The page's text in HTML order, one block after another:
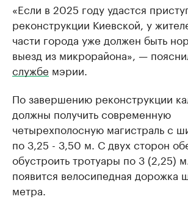
«Если в 2025 году удастся
реконструкции Киевской, у
части города уже должен быть
выезд из микрорайона», —
службе мэрии.
По завершению реконструкции
должны получить современную
четырехполосную магистраль с
по 3,25 - 3,50 м. С двух сторон
обустроить тротуары по 3 (2,25)
появится велосипедная дорожка
метра.